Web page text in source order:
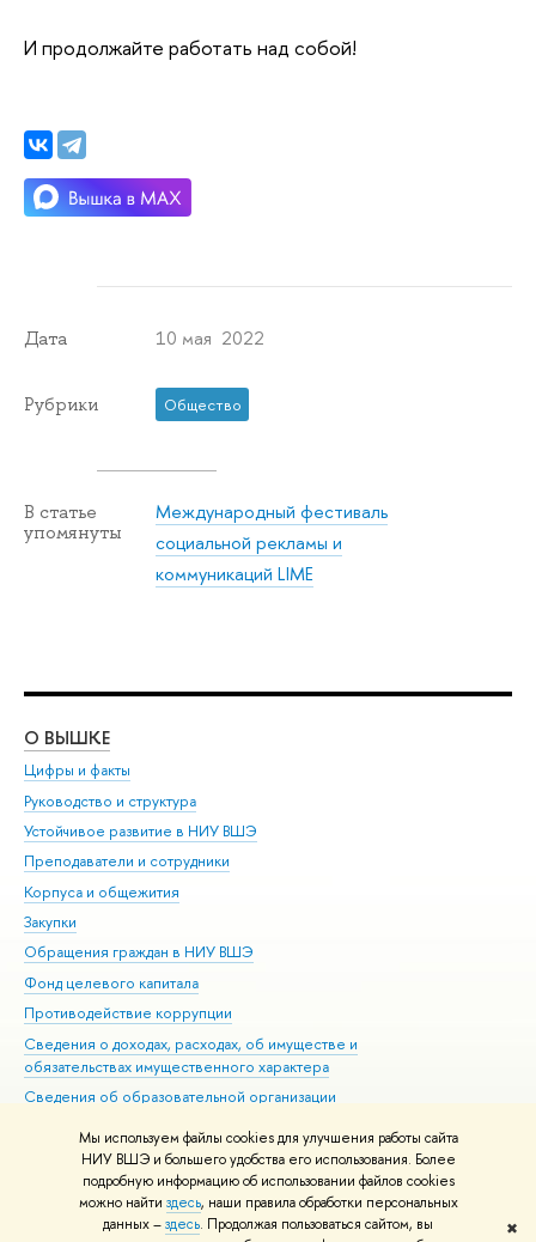
Мы используем файлы cookies для улучшения работы сайта
НИУ ВШЭ и большего удобства его использования. Более
подробную информацию об использовании файлов cookies
можно найти здесь, наши правила обработки персональных
данных –здесь. Продолжая пользоваться сайтом, вы
✖
И продолжайте работать над собой!
Дата 10 мая 2022
Рубрики Общество
В статье
упомянуты
Международный фестиваль
социальной рекламы и
коммуникаций LIME
О ВЫШКЕ
Цифры и факты
Руководство и структура
Устойчивое развитие в НИУ ВШЭ
Преподаватели и сотрудники
Корпуса и общежития
Закупки
Обращения граждан в НИУ ВШЭ
Фонд целевого капитала
Противодействие коррупции
Сведения о доходах, расходах, об имуществе и
обязательствах имущественного характера
Сведения об образовательной организации
Людям с ограниченными возможностями здоровья
Единая платежная страница
Работа в Вышке